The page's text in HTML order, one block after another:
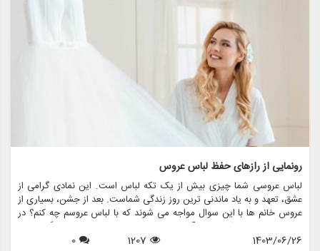
رونمایی از رازهای حفظ لباس عروس
لباس عروسی شما چیزی بیش از یک تکه لباس است. این نمادی گرامی از
عشق، تعهد و به یاد ماندنی ترین روز زندگی شماست. بعد از جشن، بسیاری از
عروس خانم ها با این سوال مواجه می شوند که با لباس عروسم چه کنم؟ در
حالی که برخی ممکن است آن را بفروشند یا اهدا کنند، برخی دیگر ترجیح
می دهند آن را برای نسل های آینده یا به دلایل احساسی حفظ کنند. در این
1403/06/26
1207
0